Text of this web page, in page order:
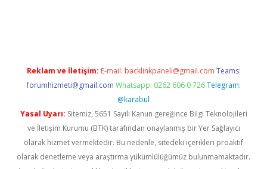
Reklam ve İletişim: E-mail: backlinkpaneli@gmail.com Teams:
forumhizmeti@gmail.com Whatsapp: 0262 606 0 726 Telegram:
@karabul
Yasal Uyarı: Sitemiz, 5651 Sayılı Kanun gereğince Bilgi Teknolojileri
ve İletişim Kurumu (BTK) tarafından onaylanmış bir Yer Sağlayıcı
olarak hizmet vermektedir. Bu nedenle, sitedeki içerikleri proaktif
olarak denetleme veya araştırma yükümlülüğümüz bulunmamaktadır.